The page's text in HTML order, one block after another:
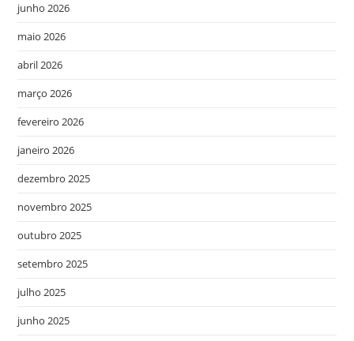
junho 2026
maio 2026
abril 2026
março 2026
fevereiro 2026
janeiro 2026
dezembro 2025
novembro 2025
outubro 2025
setembro 2025
julho 2025
junho 2025